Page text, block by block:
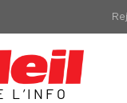
L’INFO